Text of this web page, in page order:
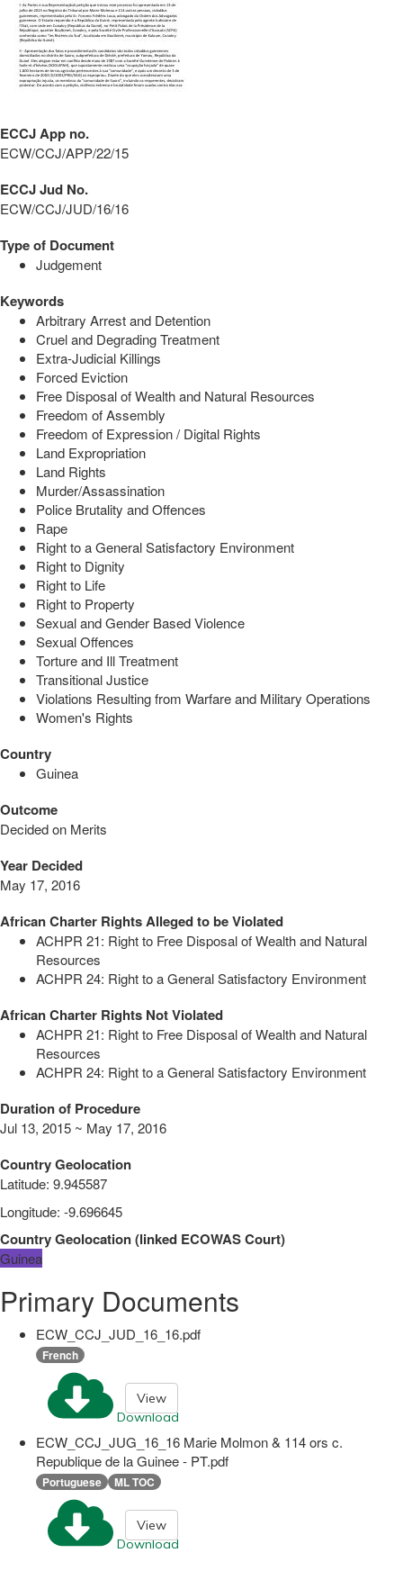
ECCJ App no.
ECW/CCJ/APP/22/15
ECCJ Jud No.
ECW/CCJ/JUD/16/16
Type of Document
Judgement
Keywords
Arbitrary Arrest and Detention
Cruel and Degrading Treatment
Extra-Judicial Killings
Forced Eviction
Free Disposal of Wealth and Natural Resources
Freedom of Assembly
Freedom of Expression / Digital Rights
Land Expropriation
Land Rights
Murder/Assassination
Police Brutality and Offences
Rape
Right to a General Satisfactory Environment
Right to Dignity
Right to Life
Right to Property
Sexual and Gender Based Violence
Sexual Offences
Torture and Ill Treatment
Transitional Justice
Violations Resulting from Warfare and Military Operations
Women's Rights
Country
Guinea
Outcome
Decided on Merits
Year Decided
May 17, 2016
African Charter Rights Alleged to be Violated
ACHPR 21: Right to Free Disposal of Wealth and Natural
Resources
ACHPR 24: Right to a General Satisfactory Environment
African Charter Rights Not Violated
ACHPR 21: Right to Free Disposal of Wealth and Natural
Resources
ACHPR 24: Right to a General Satisfactory Environment
Duration of Procedure
Jul 13, 2015 ~ May 17, 2016
Country Geolocation
Latitude: 9.945587
Longitude: -9.696645
Country Geolocation(linked ECOWAS Court)
Guinea
Primary Documents
ECW_CCJ_JUD_16_16.pdf
French
Download
View
ECW_CCJ_JUG_16_16 Marie Molmon & 114 ors c.
Republique de la Guinee - PT.pdf
Portuguese ML TOC
Download
View